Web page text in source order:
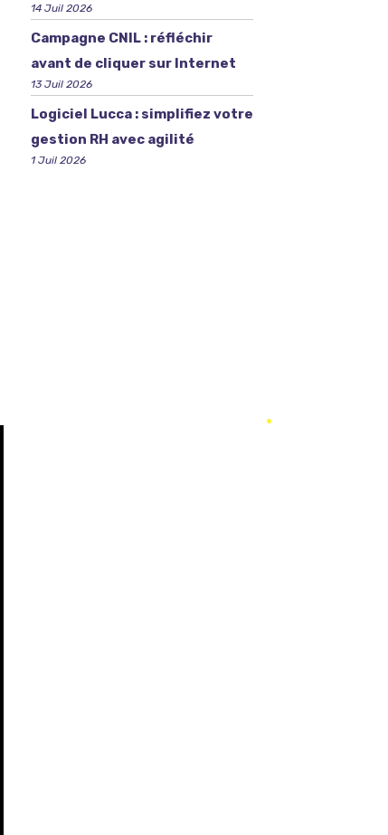
14 Juil 2026
Campagne CNIL : réfléchir
avant de cliquer sur Internet
13 Juil 2026
Logiciel Lucca : simplifiez votre
gestion RH avec agilité
1 Juil 2026